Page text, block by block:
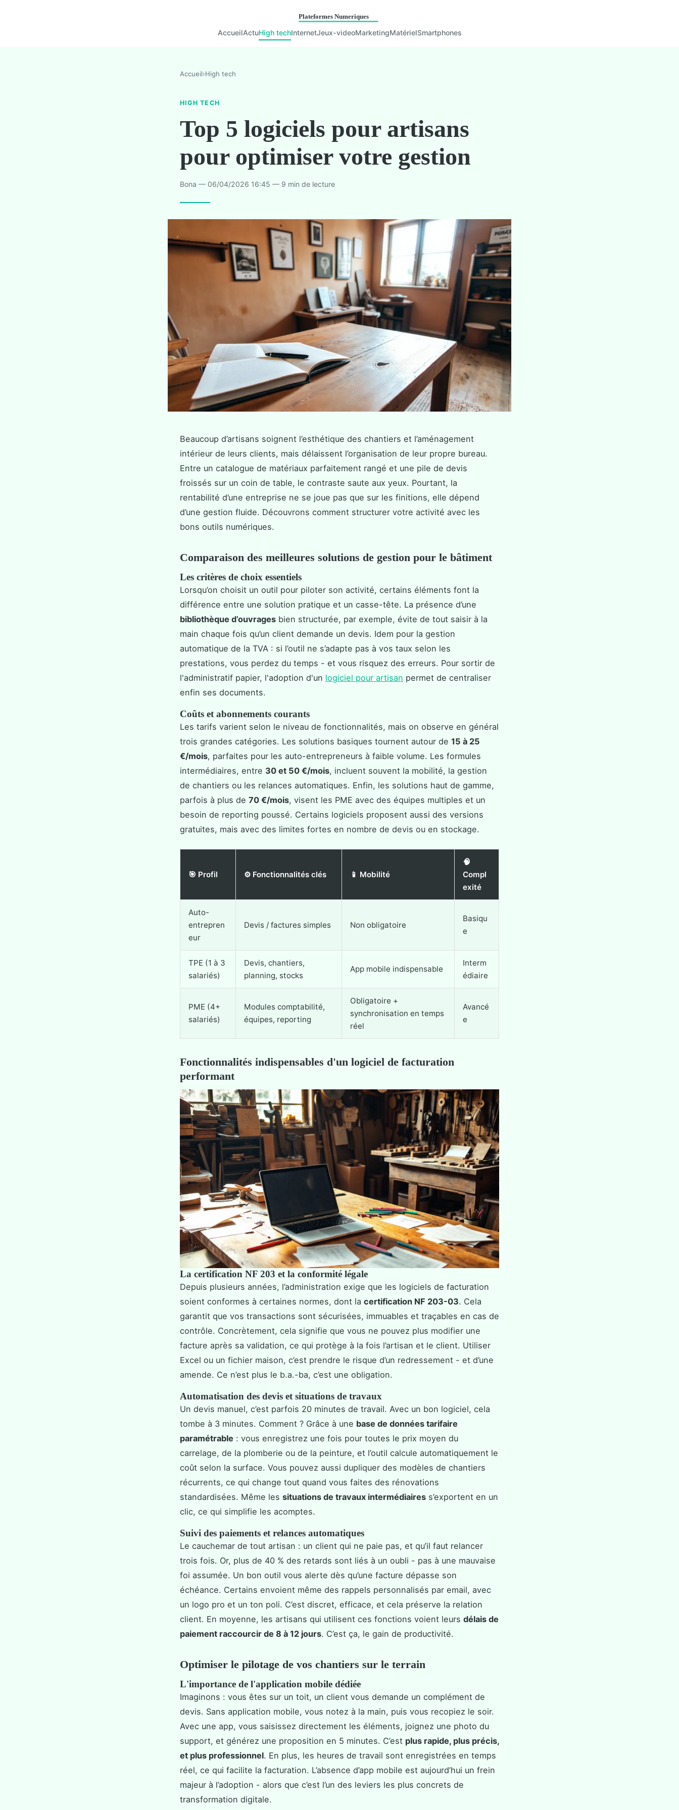
AccueilActuHigh techInternetJeux-videoMarketingMatérielSmartphones
Accueil›High tech
HIGH TECH
Top 5 logiciels pour artisans
pour optimiser votre gestion
Bona — 06/04/2026 16:45 — 9 min de lecture
Beaucoup d’artisans soignent l’esthétique des chantiers et l’aménagement
intérieur de leurs clients, mais délaissent l’organisation de leur propre bureau.
Entre un catalogue de matériaux parfaitement rangé et une pile de devis
froissés sur un coin de table, le contraste saute aux yeux. Pourtant, la
rentabilité d’une entreprise ne se joue pas que sur les finitions, elle dépend
d’une gestion fluide. Découvrons comment structurer votre activité avec les
bons outils numériques.
Comparaison des meilleures solutions de gestion pour le bâtiment
Les critères de choix essentiels
Lorsqu’on choisit un outil pour piloter son activité, certains éléments font la
différence entre une solution pratique et un casse-tête. La présence d’une
bibliothèque d’ouvrages bien structurée, par exemple, évite de tout saisir à la
main chaque fois qu’un client demande un devis. Idem pour la gestion
automatique de la TVA : si l’outil ne s’adapte pas à vos taux selon les
prestations, vous perdez du temps - et vous risquez des erreurs. Pour sortir de
l'administratif papier, l'adoption d'un logiciel pour artisan permet de centraliser
enfin ses documents.
Coûts et abonnements courants
Les tarifs varient selon le niveau de fonctionnalités, mais on observe en général
trois grandes catégories. Les solutions basiques tournent autour de 15 à 25
€/mois, parfaites pour les auto-entrepreneurs à faible volume. Les formules
intermédiaires, entre 30 et 50 €/mois, incluent souvent la mobilité, la gestion
de chantiers ou les relances automatiques. Enfin, les solutions haut de gamme,
parfois à plus de 70 €/mois, visent les PME avec des équipes multiples et un
besoin de reporting poussé. Certains logiciels proposent aussi des versions
gratuites, mais avec des limites fortes en nombre de devis ou en stockage.
🎯 Profil ⚙️ Fonctionnalités clés 📱 Mobilité
🧠
Compl
exité
Auto-
entrepren
eur
Devis / factures simples Non obligatoire
Basiqu
e
TPE (1 à 3
salariés)
Devis, chantiers,
planning, stocks
App mobile indispensable
Interm
édiaire
PME (4+
salariés)
Modules comptabilité,
équipes, reporting
Obligatoire +
synchronisation en temps
réel
Avancé
e
Fonctionnalités indispensables d'un logiciel de facturation
performant
La certification NF 203 et la conformité légale
Depuis plusieurs années, l’administration exige que les logiciels de facturation
soient conformes à certaines normes, dont la certification NF 203-03. Cela
garantit que vos transactions sont sécurisées, immuables et traçables en cas de
contrôle. Concrètement, cela signifie que vous ne pouvez plus modifier une
facture après sa validation, ce qui protège à la fois l’artisan et le client. Utiliser
Excel ou un fichier maison, c’est prendre le risque d’un redressement - et d’une
amende. Ce n’est plus le b.a.-ba, c’est une obligation.
Automatisation des devis et situations de travaux
Un devis manuel, c’est parfois 20 minutes de travail. Avec un bon logiciel, cela
tombe à 3 minutes. Comment ? Grâce à une base de données tarifaire
paramétrable : vous enregistrez une fois pour toutes le prix moyen du
carrelage, de la plomberie ou de la peinture, et l’outil calcule automatiquement le
coût selon la surface. Vous pouvez aussi dupliquer des modèles de chantiers
récurrents, ce qui change tout quand vous faites des rénovations
standardisées. Même les situations de travaux intermédiaires s’exportent en un
clic, ce qui simplifie les acomptes.
Suivi des paiements et relances automatiques
Le cauchemar de tout artisan : un client qui ne paie pas, et qu’il faut relancer
trois fois. Or, plus de 40 % des retards sont liés à un oubli - pas à une mauvaise
foi assumée. Un bon outil vous alerte dès qu’une facture dépasse son
échéance. Certains envoient même des rappels personnalisés par email, avec
un logo pro et un ton poli. C’est discret, efficace, et cela préserve la relation
client. En moyenne, les artisans qui utilisent ces fonctions voient leurs délais de
paiement raccourcir de 8 à 12 jours. C’est ça, le gain de productivité.
Optimiser le pilotage de vos chantiers sur le terrain
L'importance de l'application mobile dédiée
Imaginons : vous êtes sur un toit, un client vous demande un complément de
devis. Sans application mobile, vous notez à la main, puis vous recopiez le soir.
Avec une app, vous saisissez directement les éléments, joignez une photo du
support, et générez une proposition en 5 minutes. C’est plus rapide, plus précis,
et plus professionnel. En plus, les heures de travail sont enregistrées en temps
réel, ce qui facilite la facturation. L’absence d’app mobile est aujourd’hui un frein
majeur à l’adoption - alors que c’est l’un des leviers les plus concrets de
transformation digitale.